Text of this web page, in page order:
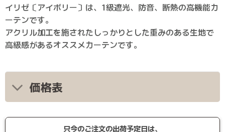
イリゼ〔アイボリー〕は、1級遮光、防音、断熱の高機能カ
ーテンです。
アクリル加工を施されたしっかりとした重みのある生地で
高級感があるオススメカーテンです。
価格表
只今のご注文の出荷予定日は、